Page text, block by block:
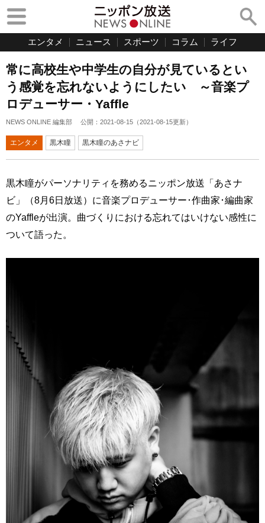
エンタメ ニュース スポーツ コラム ライフ
常に高校生や中学生の自分が見ているとい
う感覚を忘れないようにしたい ～音楽プ
ロデューサー・Yaffle
NEWS ONLINE 編集部 公開： 2021-08-15 （2021-08-15更新）
エンタメ 黒木瞳 黒木瞳のあさナビ
黒木瞳がパーソナリティを務めるニッポン放送「あさナ
ビ」（8月6日放送）に音楽プロデューサー･作曲家･編曲家
のYaffleが出演。曲づくりにおける忘れてはいけない感性に
ついて語った。